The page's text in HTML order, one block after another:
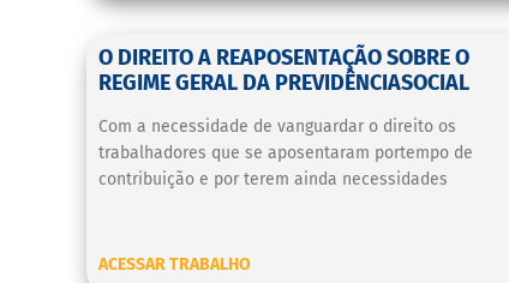
O DIREITO A REAPOSENTAÇÃO SOBRE O
REGIME GERAL DA PREVIDÊNCIASOCIAL
Com a necessidade de vanguardar o direito os
trabalhadores que se aposentaram portempo de
contribuição e por terem ainda necessidades
ACESSAR TRABALHO